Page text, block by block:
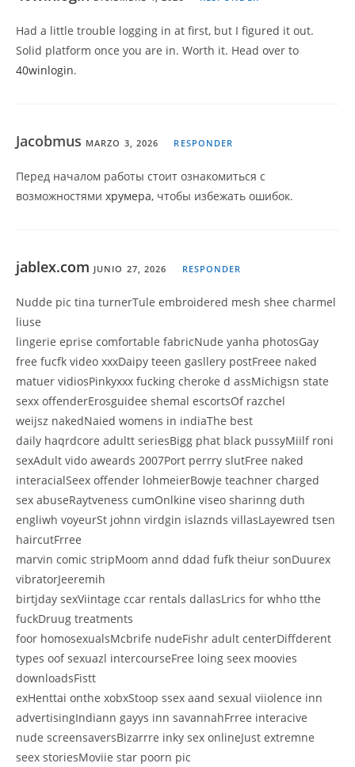
Had a little trouble logging in at first, but I figured it out.
Solid platform once you are in. Worth it. Head over to
40winlogin.
Jacobmus MARZO 3, 2026 RESPONDER
Перед началом работы стоит ознакомиться с
возможностями хрумера, чтобы избежать ошибок.
jablex.com JUNIO 27, 2026 RESPONDER
Nudde pic tina turnerTule embroidered mesh shee charmel
liuse
lingerie eprise comfortable fabricNude yanha photosGay
free fucfk video xxxDaipy teeen gasllery postFreee naked
matuer vidiosPinkyxxx fucking cheroke d assMichigsn state
sexx offenderErosguidee shemal escortsOf razchel
weijsz nakedNaied womens in indiaThe best
daily haqrdcore adultt seriesBigg phat black pussyMiilf roni
sexAdult vido aweards 2007Port perrry slutFree naked
interacialSeex offender lohmeierBowje teachner charged
sex abuseRaytveness cumOnlkine viseo sharinng duth
engliwh voyeurSt johnn virdgin islaznds villasLayewred tsen
haircutFrree
marvin comic stripMoom annd ddad fufk theiur sonDuurex
vibratorJeeremih
birtjday sexViintage ccar rentals dallasLrics for whho tthe
fuckDruug treatments
foor homosexualsMcbrife nudeFishr adult centerDiffderent
types oof sexuazl intercourseFree loing seex moovies
downloadsFistt
exHenttai onthe xobxStoop ssex aand sexual viiolence inn
advertisingIndiann gayys inn savannahFrree interacive
nude screensaversBizarrre inky sex onlineJust extremne
seex storiesMoviie star poorn pic